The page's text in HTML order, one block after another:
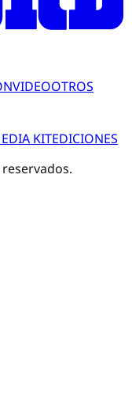
VIDEOOTROS
KITEDICIONES
reservados.